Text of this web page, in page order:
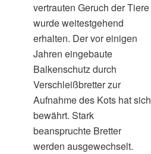
vertrauten Geruch der Tiere
wurde weitestgehend
erhalten. Der vor einigen
Jahren eingebaute
Balkenschutz durch
Verschleißbretter zur
Aufnahme des Kots hat sich
bewährt. Stark
beanspruchte Bretter
werden ausgewechselt.